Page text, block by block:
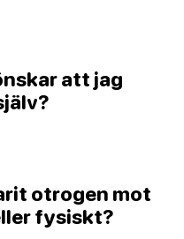
att jag
otrogen mot
fysiskt?